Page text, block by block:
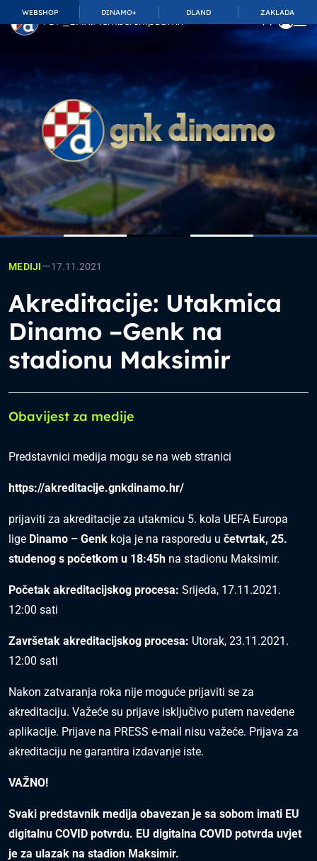
WEBSHOP DINAMO+ DLAND ZAKLADA
TOP_BAR.MembershipSuffix
MEDIJI—17.11.2021
Akreditacije: Utakmica
Dinamo –Genk na
stadionu Maksimir
Obavijest za medije
Predstavnici medija mogu se na web stranici
https://akreditacije.gnkdinamo.hr/
prijaviti za akreditacije za utakmicu 5. kola UEFA Europa
lige Dinamo – Genk koja je na rasporedu u četvrtak, 25.
studenog s početkom u 18:45h na stadionu Maksimir.
Početak akreditacijskog procesa: Srijeda, 17.11.2021.
12:00 sati
Završetak akreditacijskog procesa: Utorak, 23.11.2021.
12:00 sati
Nakon zatvaranja roka nije moguće prijaviti se za
akreditaciju. Važeće su prijave isključivo putem navedene
aplikacije. Prijave na PRESS e-mail nisu važeće. Prijava za
akreditaciju ne garantira izdavanje iste.
VAŽNO!
Svaki predstavnik medija obavezan je sa sobom imati EU
digitalnu COVID potvrdu. EU digitalna COVID potvrda uvjet
je za ulazak na stadion Maksimir.